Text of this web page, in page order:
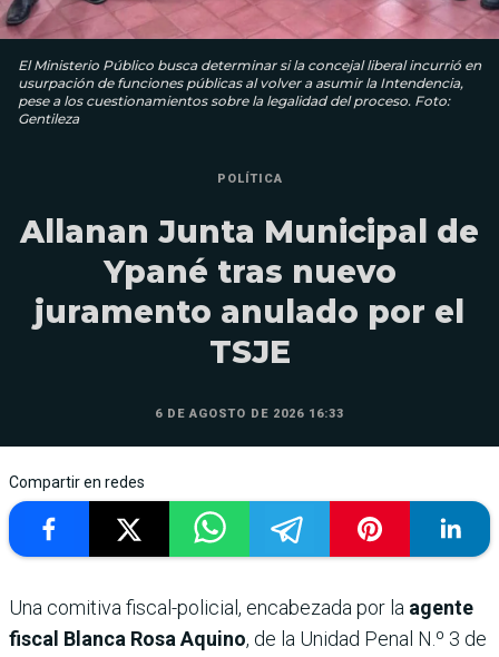
El Ministerio Público busca determinar si la concejal liberal incurrió en
usurpación de funciones públicas al volver a asumir la Intendencia,
pese a los cuestionamientos sobre la legalidad del proceso. Foto:
Gentileza
POLÍTICA
Allanan Junta Municipal de
Ypané tras nuevo
juramento anulado por el
TSJE
6 DE AGOSTO DE 2026 16:33
Compartir en redes
Una comitiva fiscal-policial, encabezada por la agente
fiscal Blanca Rosa Aquino, de la Unidad Penal N.º 3 de